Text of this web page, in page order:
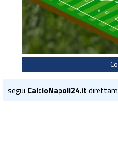
segui CalcioNapoli24.it